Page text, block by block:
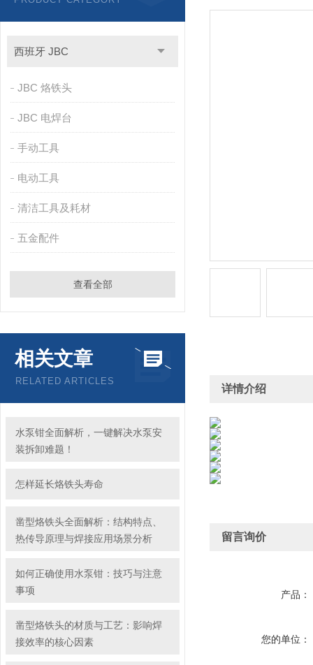
西班牙 JBC
JBC 烙铁头
JBC 电焊台
手动工具
电动工具
清洁工具及耗材
五金配件
查看全部
相关文章
RELATED ARTICLES
水泵钳全面解析，一键解决水泵安
装拆卸难题！
怎样延长烙铁头寿命
凿型烙铁头全面解析：结构特点、
热传导原理与焊接应用场景分析
如何正确使用水泵钳：技巧与注意
事项
凿型烙铁头的材质与工艺：影响焊
接效率的核心因素
详情介绍
留言询价
产品：
您的单位：